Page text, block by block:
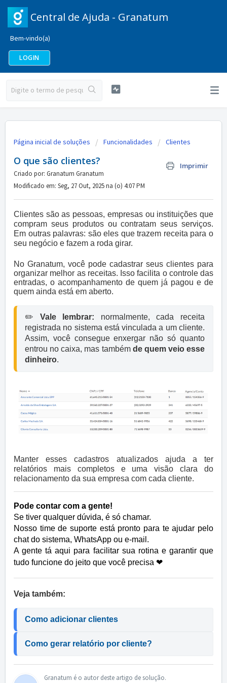
Central de Ajuda - Granatum
Bem-vindo(a)
LOGIN
Página inicial de soluções Funcionalidades Clientes
O que são clientes? Imprimir
Criado por: Granatum Granatum
Modificado em: Seg, 27 Out, 2025 na (o) 4:07 PM
Clientes são as pessoas, empresas ou instituições que
compram seus produtos ou contratam seus serviços.
Em outras palavras: são eles que trazem receita para o
seu negócio e fazem a roda girar.
No Granatum, você pode cadastrar seus clientes para
organizar melhor as receitas. Isso facilita o controle das
entradas, o acompanhamento de quem já pagou e de
quem ainda está em aberto.
✏️ Vale lembrar: normalmente, cada receita
registrada no sistema está vinculada a um cliente.
Assim, você consegue enxergar não só quanto
entrou no caixa, mas também de quem veio esse
dinheiro.
Manter esses cadastros atualizados ajuda a ter
relatórios mais completos e uma visão clara do
relacionamento da sua empresa com cada cliente.
Pode contar com a gente!
Se tiver qualquer dúvida, é só chamar.
Nosso time de suporte está pronto para te ajudar pelo
chat do sistema, WhatsApp ou e-mail.
A gente tá aqui para facilitar sua rotina e garantir que
tudo funcione do jeito que você precisa ❤
Veja também:
Como adicionar clientes
Como gerar relatório por cliente?
Granatum é o autor deste artigo de solução.